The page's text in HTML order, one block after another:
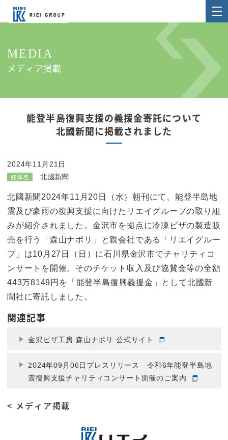
MEDIA
メディア掲載
能登半島復興支援の義援金寄託について
北國新聞に掲載されました
2024年11月21日
媒体名 北國新聞
北國新聞2024年11月20日（水）朝刊にて、能登半島地
震及び豪雨の復興支援に向けたリエイグループの取り組
みが紹介されました。金沢市を拠点に冷凍ピザの製造販
売を行う「森山ナポリ」と親会社である「リエイグルー
プ」は10月27日（日）に石川県金沢市でチャリティコ
ンサートを開催。そのチケット収入及び協賛金等の全額
443万8149円を「能登半島復興義援金」として北國新
聞社に寄託しました。
関連記事
金沢ピザ工房 森山ナポリ 公式サイト
2024年09月06日プレスリリース 令和6年能登半島地
震復興支援チャリティコンサート開催のご案内
< メディア掲載